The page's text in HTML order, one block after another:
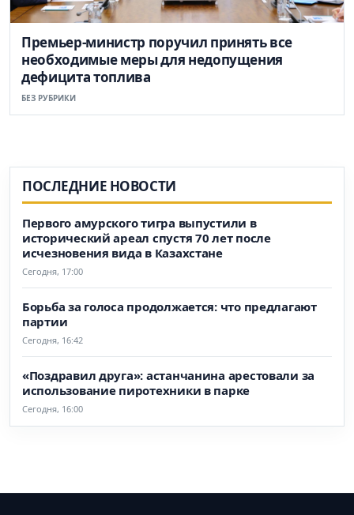
Премьер-министр поручил принять все
необходимые меры для недопущения
дефицита топлива
БЕЗ РУБРИКИ
ПОСЛЕДНИЕ НОВОСТИ
Первого амурского тигра выпустили в
исторический ареал спустя 70 лет после
исчезновения вида в Казахстане
Сегодня, 17:00
Борьба за голоса продолжается: что предлагают
партии
Сегодня, 16:42
«Поздравил друга»: астанчанина арестовали за
использование пиротехники в парке
Сегодня, 16:00